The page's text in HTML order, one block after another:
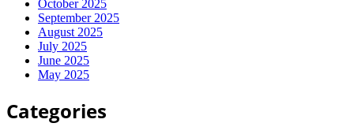
October 2025
September 2025
August 2025
July 2025
June 2025
May 2025
Categories